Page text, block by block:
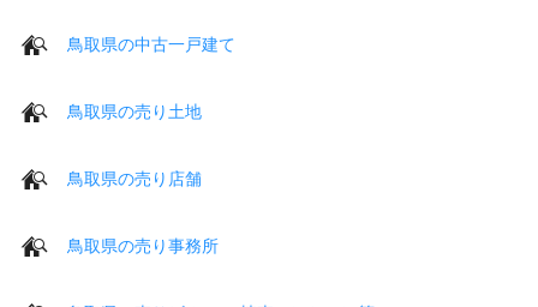
鳥取県の中古一戸建て
鳥取県の売り土地
鳥取県の売り店舗
鳥取県の売り事務所